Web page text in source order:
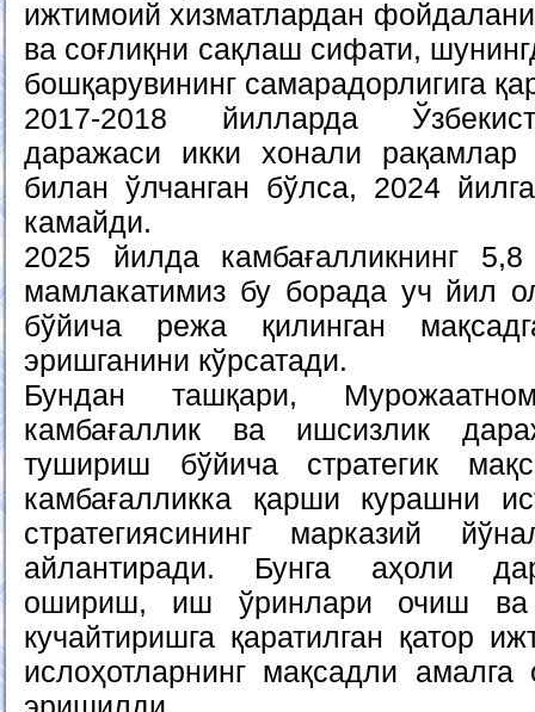
ижтимоий хизматлардан
ва соғлиқни сақлаш сифати,
бошқарувининг самарадорлигига
2017-2018 йилларда
даражаси икки хонали
билан ўлчанган бўлса, 2024
камайди.
2025 йилда камбағалликнинг
мамлакатимиз бу борада уч йил
бўйича режа қилинган
эришганини кўрсатади.
Бундан ташқари,
камбағаллик ва ишсизлик
тушириш бўйича стратегик
камбағалликка қарши курашни
стратегиясининг марказий
айлантиради. Бунга аҳоли
ошириш, иш ўринлари очиш ва
кучайтиришга қаратилган қатор
ислоҳотларнинг мақсадли